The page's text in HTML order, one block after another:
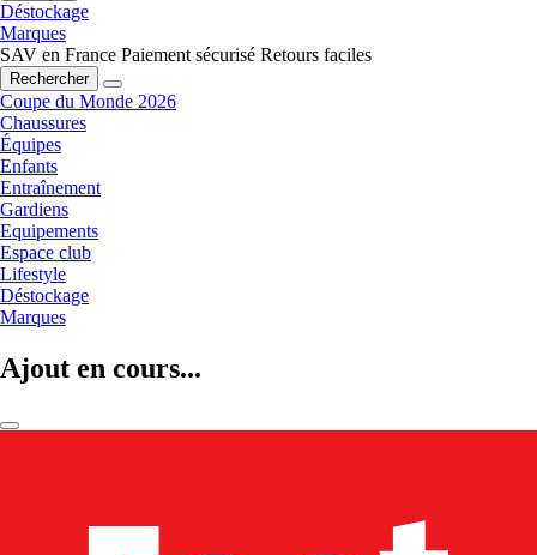
Déstockage
Marques
SAV en France Paiement sécurisé Retours faciles
Rechercher
Coupe du Monde 2026
Chaussures
Équipes
Enfants
Entraînement
Gardiens
Equipements
Espace club
Lifestyle
Déstockage
Marques
Ajout en cours...